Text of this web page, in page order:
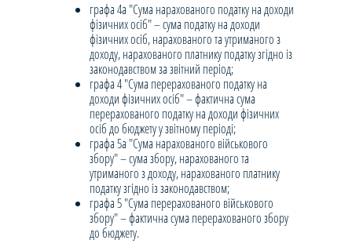
графа 4а "Сума нарахованого податку на доходи
фізичних осіб" – сума податку на доходи
фізичних осіб, нарахованого та утриманого з
доходу, нарахованого платнику податку згідно із
законодавством за звітний період;
графа 4 "Сума перерахованого податку на
доходи фізичних осіб" – фактична сума
перерахованого податку на доходи фізичних
осіб до бюджету у звітному періоді;
графа 5а "Сума нарахованого військового
збору" – сума збору, нарахованого та
утриманого з доходу, нарахованого платнику
податку згідно із законодавством;
графа 5 "Сума перерахованого військового
збору" – фактична сума перерахованого збору
до бюджету.